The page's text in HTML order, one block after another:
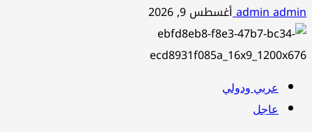
admin adminأغسطس 9, 2026
عربي ودولي
عاجل